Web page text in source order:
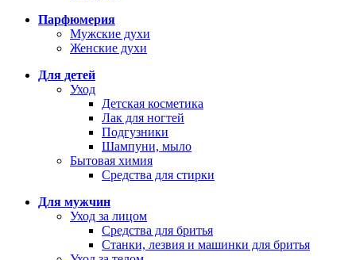
Парфюмерия
Мужские духи
Женские духи
Для детей
Уход
Детская косметика
Лак для ногтей
Подгузники
Шампуни, мыло
Бытовая химия
Средства для стирки
Для мужчин
Уход за лицом
Средства для бритья
Станки, лезвия и машинки для бритья